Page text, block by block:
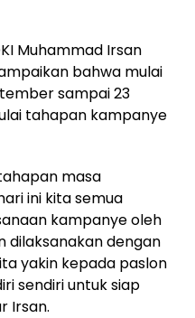
Muhammad Irsan
bahwa mulai
sampai 23
tahapan kampanye
masa
ini kita semua
kampanye oleh
dilaksanakan dengan
yakin kepada paslon
sendiri untuk siap
Irsan.